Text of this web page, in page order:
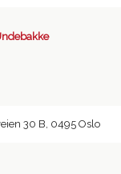
30 B, 0495 Oslo